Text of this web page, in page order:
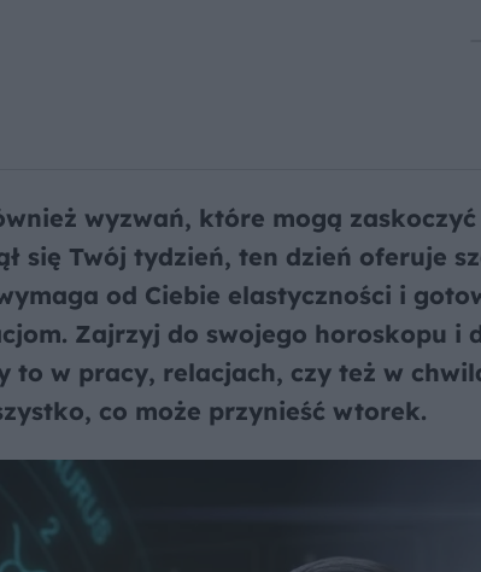
wyzwań, które mogą
się Twój tydzień, ten dzień oferuje
od Ciebie elastyczności i
Zajrzyj do swojego horoskopu i
w pracy, relacjach, czy też w
co może przynieść wtorek.